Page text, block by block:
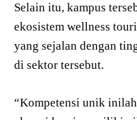
Selain itu, kampus
ekosistem wellness
yang sejalan dengan
di sektor tersebut.
“Kompetensi unik